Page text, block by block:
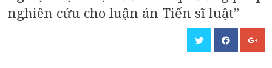
nghiên cứu cho luận án Tiến sĩ luật”